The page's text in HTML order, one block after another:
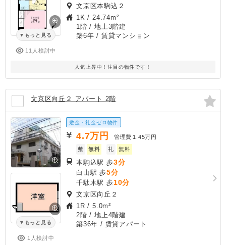
もっと見る
11人検討中
文京区本駒込２
1K / 24.74m²
1階 / 地上3階建
築6年 / 賃貸マンション
人気上昇中！注目の物件です！
文京区向丘２ アパート 2階
もっと見る
1人検討中
敷金・礼金ゼロ物件
4.7万円 管理費 1.45万円
敷
無料 礼 無料
本駒込駅 歩3分
白山駅 歩5分
千駄木駅 歩10分
文京区向丘２
1R /5.0m²
2階 / 地上4階建
築36年 / 賃貸アパート